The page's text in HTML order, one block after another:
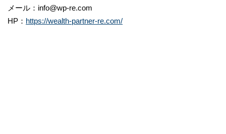
メール：info@wp-re.com
HP： https://wealth-partner-re.com/